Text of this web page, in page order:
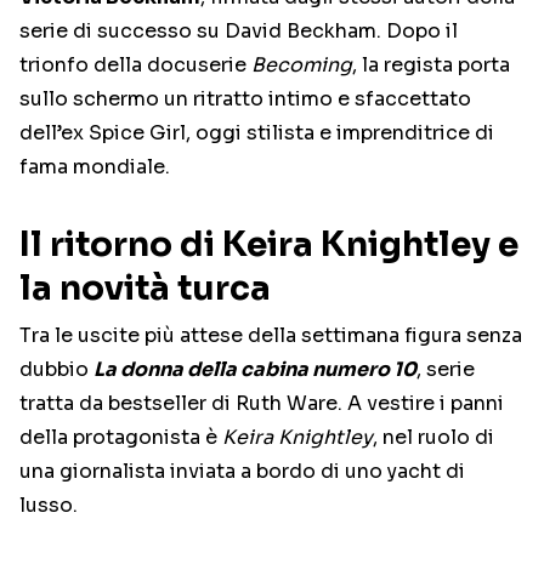
serie di successo su David Beckham. Dopo il
trionfo della docuserie Becoming, la regista porta
sullo schermo un ritratto intimo e sfaccettato
dell’ex Spice Girl, oggi stilista e imprenditrice di
fama mondiale.
Il ritorno di Keira Knightley e
la novità turca
Tra le uscite più attese della settimana figura senza
dubbio La donna della cabina numero 10, serie
tratta da bestseller di Ruth Ware. A vestire i panni
della protagonista è Keira Knightley, nel ruolo di
una giornalista inviata a bordo di uno yacht di
lusso.